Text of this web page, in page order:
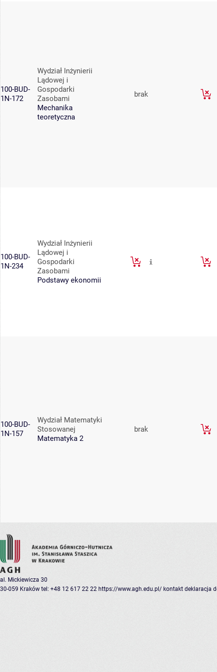
100-BUD-
1N-172
Wydział Inżynierii
Lądowej i
Gospodarki
Zasobami
Mechanika
teoretyczna
brak
100-BUD-
1N-234
Wydział Inżynierii
Lądowej i
Gospodarki
Zasobami
Podstawy ekonomii
100-BUD-
1N-157
Wydział Matematyki
Stosowanej
Matematyka 2
brak
al. Mickiewicza 30
30-059 Kraków tel: +48 12 617 22 22 https://www.agh.edu.pl/ kontakt deklaracja